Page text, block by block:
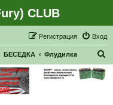
CLUB
Вход
Регистрация
БЕСЕДКА Флудилка